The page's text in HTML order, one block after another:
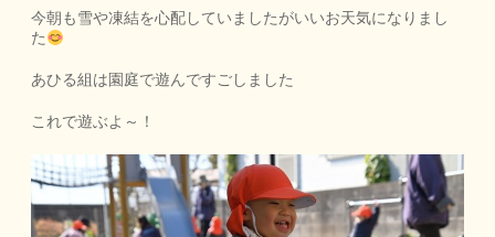
今朝も雪や凍結を心配していましたがいいお天気になりまし
た
あひる組は園庭で遊んですごしました
これで遊ぶよ～！